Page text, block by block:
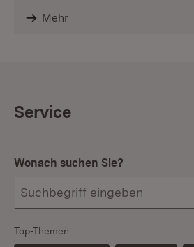
Mehr
Service
Wonach suchen Sie?
Top-Themen